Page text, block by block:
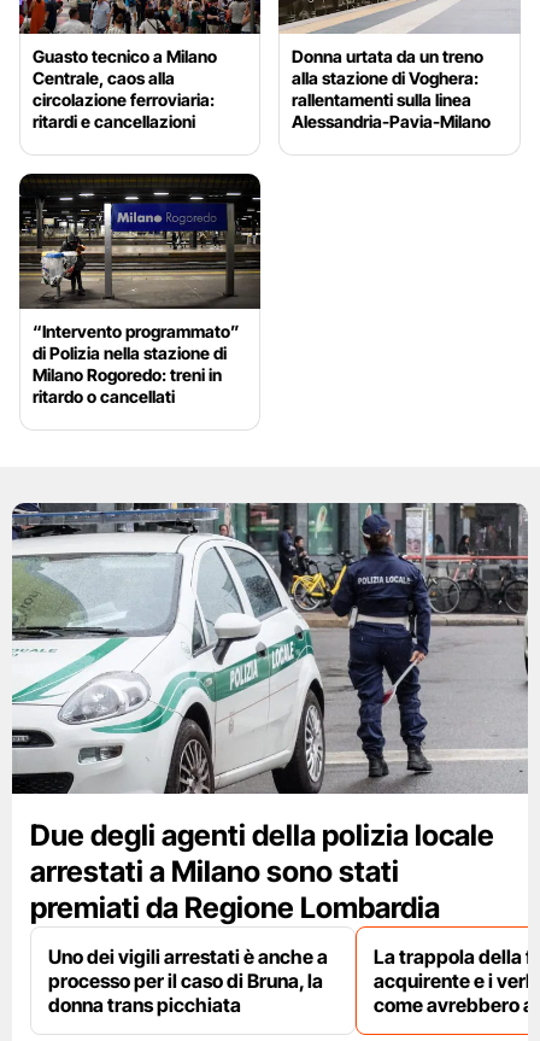
Guasto tecnico a Milano
Centrale, caos alla
circolazione ferroviaria:
ritardi e cancellazioni
Donna urtata da un treno
alla stazione di Voghera:
rallentamenti sulla linea
Alessandria-Pavia-Milano
“Intervento programmato”
di Polizia nella stazione di
Milano Rogoredo: treni in
ritardo o cancellati
Due degli agenti della polizia locale
arrestati a Milano sono stati
premiati da Regione Lombardia
Uno dei vigili arrestati è anche a
processo per il caso di Bruna, la
donna trans picchiata
La trappola della
acquirente e i
come avrebbero